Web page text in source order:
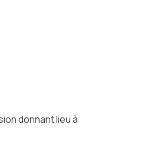
donnant lieu à